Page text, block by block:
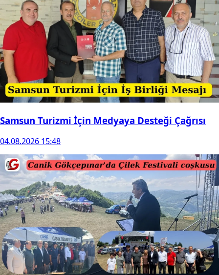
Samsun Turizmi İçin Medyaya Desteği Çağrısı
04.08.2026 15:48